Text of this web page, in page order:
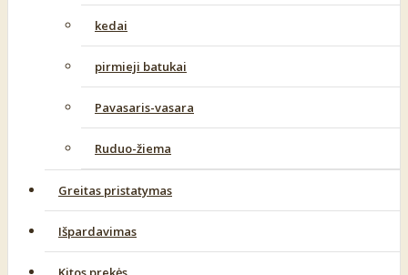
kedai
pirmieji batukai
Pavasaris-vasara
Ruduo-žiema
Greitas pristatymas
Išpardavimas